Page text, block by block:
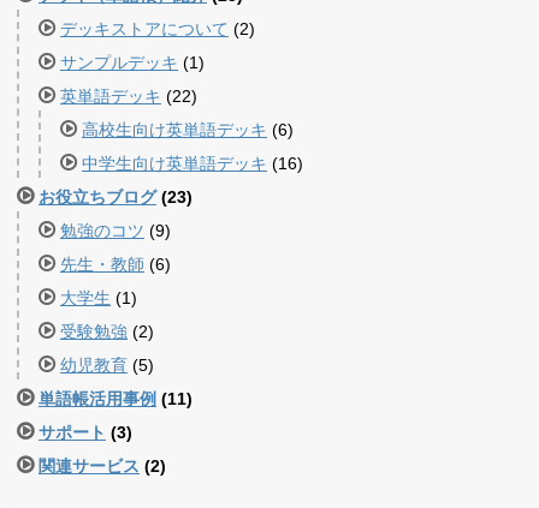
デッキストアについて (2)
サンプルデッキ (1)
英単語デッキ (22)
高校生向け英単語デッキ (6)
中学生向け英単語デッキ (16)
お役立ちブログ(23)
勉強のコツ (9)
先生・教師 (6)
大学生 (1)
受験勉強 (2)
幼児教育 (5)
単語帳活用事例 (11)
サポート (3)
関連サービス (2)